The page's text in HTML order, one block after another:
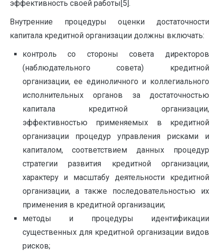
эффективность своей работы[5].
Внутренние процедуры оценки достаточности
капитала кредитной организации должны включать:
контроль со стороны совета директоров
(наблюдательного совета) кредитной
организации, ее единоличного и коллегиального
исполнительных органов за достаточностью
капитала кредитной организации,
эффективностью применяемых в кредитной
организации процедур управления рисками и
капиталом, соответствием данных процедур
стратегии развития кредитной организации,
характеру и масштабу деятельности кредитной
организации, а также последовательностью их
применения в кредитной организации;
методы и процедуры идентификации
существенных для кредитной организации видов
рисков;